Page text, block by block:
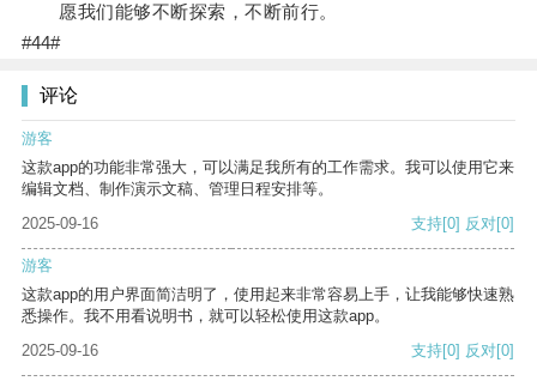
愿我们能够不断探索，不断前行。
#44#
评论
游客
这款app的功能非常强大，可以满足我所有的工作需求。我可以使用它来
编辑文档、制作演示文稿、管理日程安排等。
2025-09-16
支持[0] 反对[0]
游客
这款app的用户界面简洁明了，使用起来非常容易上手，让我能够快速熟
悉操作。我不用看说明书，就可以轻松使用这款app。
2025-09-16
支持[0] 反对[0]